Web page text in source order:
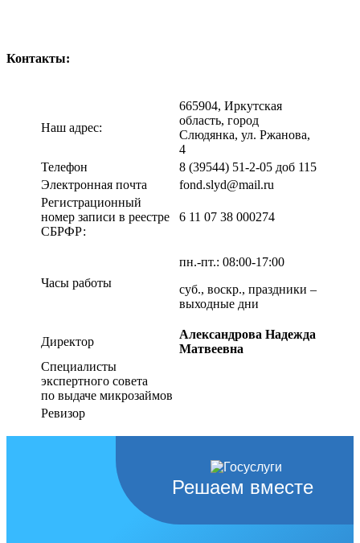
Контакты:
Наш адрес:
665904, Иркутская
область, город
Слюдянка, ул. Ржанова,
4
Телефон
8 (39544) 51-2-05 доб 115
Электронная почта
fond.slyd@mail.ru
Регистрационный
номер записи в реестре
СБРФР:
6 11 07 38 000274
Часы работы
пн.-пт.: 08:00-17:00
суб., воскр., праздники –
выходные дни
Директор
Александрова Надежда
Матвеевна
Специалисты
экспертного совета
по выдаче микрозаймов
Ревизор
Решаем вместе